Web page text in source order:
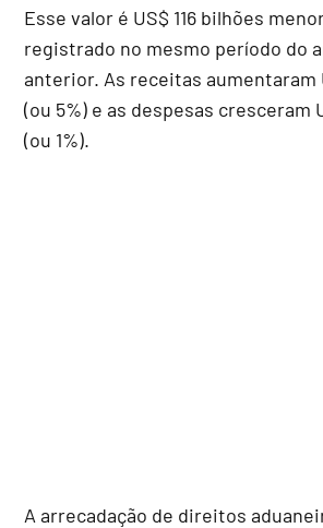
Esse valor é US$ 116 bilhões
registrado no mesmo período do
anterior. As receitas aumentaram
(ou 5%) e as despesas cresceram
(ou 1%).
A arrecadação de direitos